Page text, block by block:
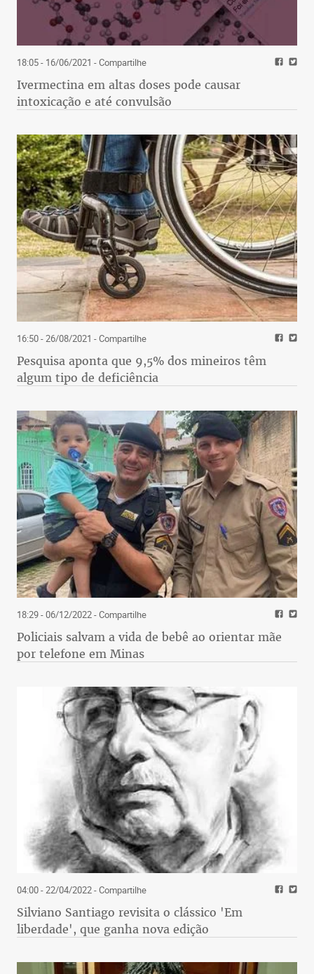
18:05 - 16/06/2021 - Compartilhe
Ivermectina em altas doses pode causar
intoxicação e até convulsão
16:50 - 26/08/2021 - Compartilhe
Pesquisa aponta que 9,5% dos mineiros têm
algum tipo de deficiência
18:29 - 06/12/2022- Compartilhe
Policiais salvam a vida de bebê ao orientar mãe
por telefone em Minas
04:00 - 22/04/2022- Compartilhe
Silviano Santiago revisita o clássico 'Em
liberdade', que ganha nova edição